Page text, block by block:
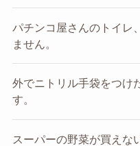
パチンコ屋さんのトイレ
ません。
外でニトリル手袋をつけ
す。
スーパーの野菜が買えな